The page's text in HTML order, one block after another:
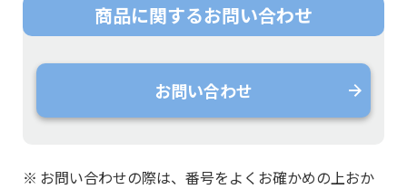
商品に関するお問い合わせ
お問い合わせ
※ お問い合わせの際は、番号をよくお確かめの上おか